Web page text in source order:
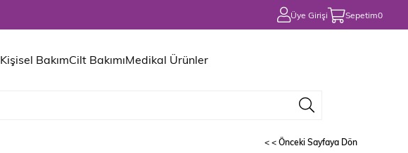
Üye Girişi Sepetim0
Kişisel BakımCilt BakımıMedikal Ürünler
< < Önceki Sayfaya Dön